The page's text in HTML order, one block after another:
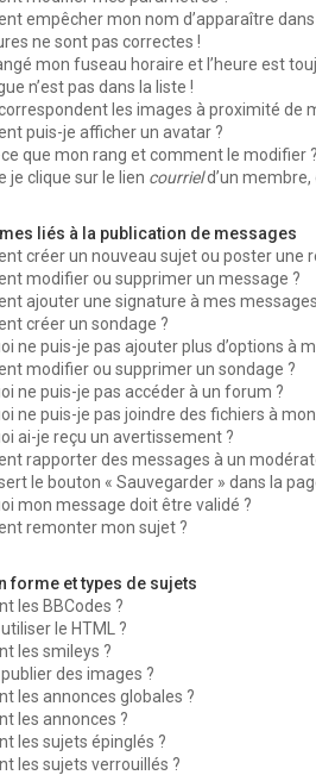
empêcher mon nom d’apparaître
ne sont pas correctes !
mon fuseau horaire et l’heure est
n’est pas dans la liste !
les images à proximité de
puis-je afficher un avatar ?
ce que mon rang et comment le modifier ?
je clique sur le lien courrield’un membre,
liés à la publication de messages
créer un nouveau sujet ou poster une
modifier ou supprimer un message ?
ajouter une signature à mes
créer un sondage ?
ne puis-je pas ajouter plus d’options à
modifier ou supprimer un sondage ?
ne puis-je pas accéder à un forum ?
ne puis-je pas joindre des fichiers à
ai-je reçu un avertissement ?
rapporter des messages à un
le bouton « Sauvegarder » dans la
mon message doit être validé ?
remonter mon sujet ?
forme et types de sujets
les BBCodes ?
le HTML ?
les smileys ?
des images ?
les annonces globales ?
les annonces ?
les sujets épinglés ?
les sujets verrouillés ?